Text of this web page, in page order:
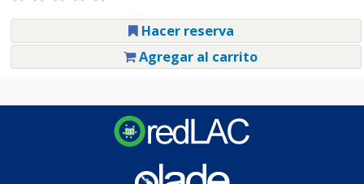
Hacer reserva
Agregar al carrito